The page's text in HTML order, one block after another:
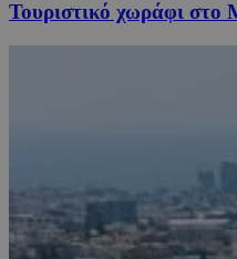
Τουριστικό χωράφι στο